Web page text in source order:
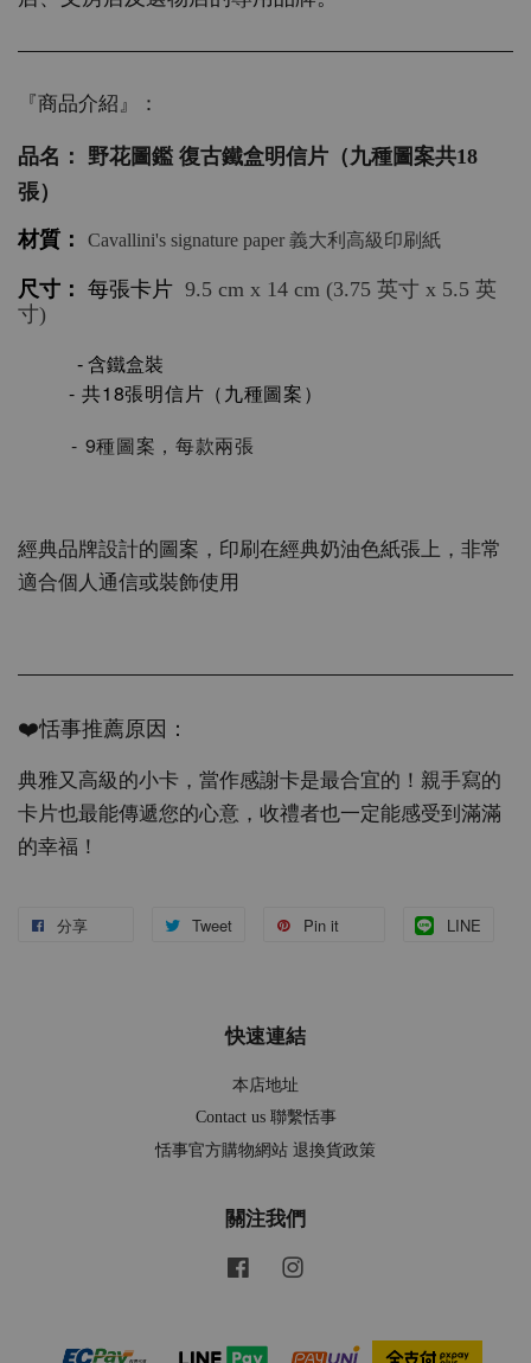
『商品介紹』：
品名：
野花圖鑑 復古鐵盒明信片（九種圖案共18
張）
材質： Cavallini's signature paper 義大利高級印刷紙
尺寸： 每張卡片 9.5 cm x 14 cm (3.75 英寸 x 5.5 英
寸)
- 含鐵盒裝
- 共18張明信片（九種圖案）
- 9種圖案，每款兩張
經典品牌設計的圖案，印刷在經典奶油色紙張上，非常
適合個人通信或裝飾使用
❤️恬事推薦原因：
典雅又高級的小卡，當作感謝卡是最合宜的！親手寫的
卡片也最能傳遞您的心意，收禮者也一定能感受到滿滿
的幸福！
分享 Tweet Pin it LINE
快速連結
本店地址
Contact us 聯繫恬事
恬事官方購物網站 退換貨政策
關注我們
Facebook